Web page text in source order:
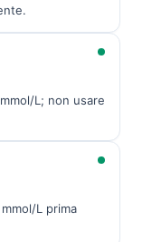
L; non usare
L prima